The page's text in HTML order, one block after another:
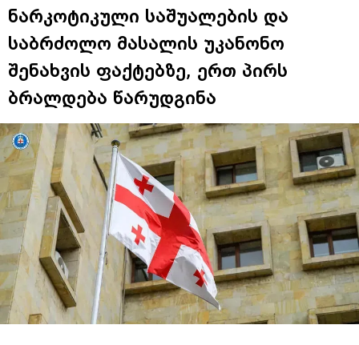
ნარკოტიკული საშუალების და
საბრძოლო მასალის უკანონო
შენახვის ფაქტებზე, ერთ პირს
ბრალდება წარუდგინა